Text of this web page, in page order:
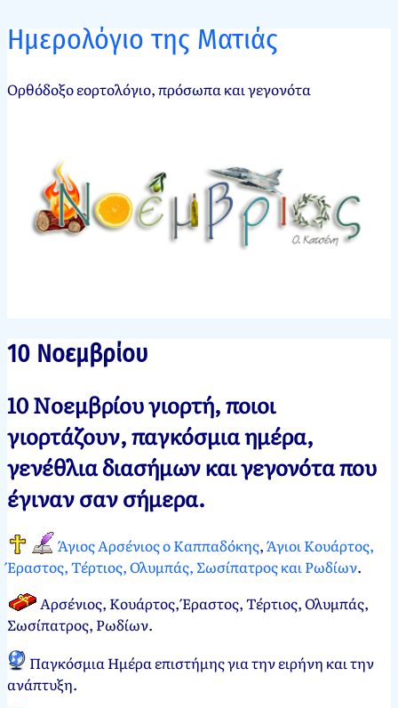
Ημερολόγιο της Ματιάς
Ορθόδοξο εορτολόγιο, πρόσωπα και γεγονότα
10 Νοεμβρίου
Νεκτάριος
Παπασπύρου
Νοεμβρίου,
201211
Νοεμβρίου,
2024
10 Νοεμβρίου γιορτή, ποιοι
γιορτάζουν, παγκόσμια ημέρα,
γενέθλια διασήμων και γεγονότα που
έγιναν σαν σήμερα.
Άγιος Αρσένιος ο Καππαδόκης,Άγιοι Κουάρτος,
Έραστος, Τέρτιος, Ολυμπάς, Σωσίπατρος και Ρωδίων.
Αρσένιος, Κουάρτος, Έραστος, Τέρτιος, Ολυμπάς,
Σωσίπατρος, Ρωδίων.
Παγκόσμια Ημέρα επιστήμης για την ειρήνη και την
ανάπτυξη.